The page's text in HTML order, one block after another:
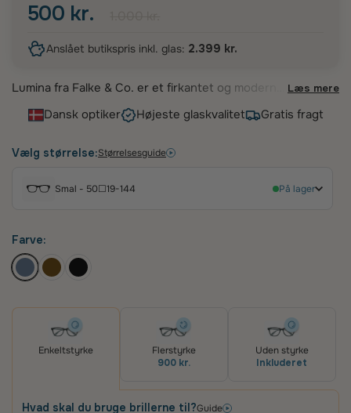
500 kr.
Anslået butikspris inkl. glas: 2.399 kr.
Lumina fra Falke & Co. er et firkantet og moderne
behagelig pasform til både mænd og kvinder. Det
ønsker et stilrent udtryk og høj komfort i
Læs mere
Dansk optiker Højeste glaskvalitet Gratis fragt
Vælg størrelse:Størrelsesguide
Smal - 50☐19-144 På lager
Farve:
Enkeltstyrke
Flerstyrke
900 kr.
Uden styrke
Inkluderet
Hvad skal du bruge brillerne til?Guide